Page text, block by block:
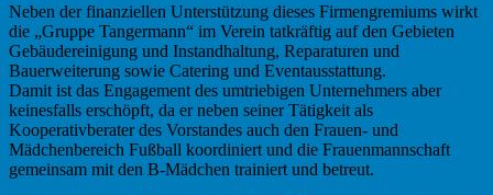
Neben der finanziellen Unterstützung dieses Firmengremiums wirkt
die „Gruppe Tangermann“ im Verein tatkräftig auf den Gebieten
Gebäudereinigung und Instandhaltung, Reparaturen und
Bauerweiterung sowie Catering und Eventausstattung.
Damit ist das Engagement des umtriebigen Unternehmers aber
keinesfalls erschöpft, da er neben seiner Tätigkeit als
Kooperativberater des Vorstandes auch den Frauen- und
Mädchenbereich Fußball koordiniert und die Frauenmannschaft
gemeinsam mit den B-Mädchen trainiert und betreut.